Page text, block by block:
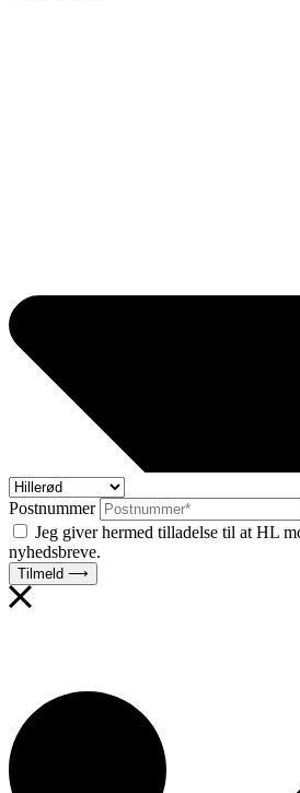
Postnummer
Jeg giver hermed tilladelse til at HL
nyhedsbreve.
Tilmeld ⟶